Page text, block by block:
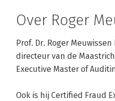
Over Roger
Prof. Dr. Roger
directeur van de
Executive Master of
Ook is hij Certified Fraud